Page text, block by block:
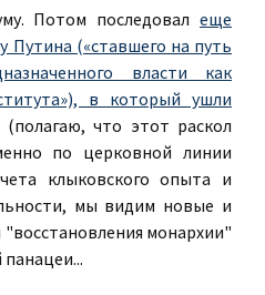
Потом последовал еще
Путина («ставшего на путь
власти как
в который ушли
(полагаю, что этот раскол
по церковной линии
клыковского опыта и
мы видим новые и
монархии"